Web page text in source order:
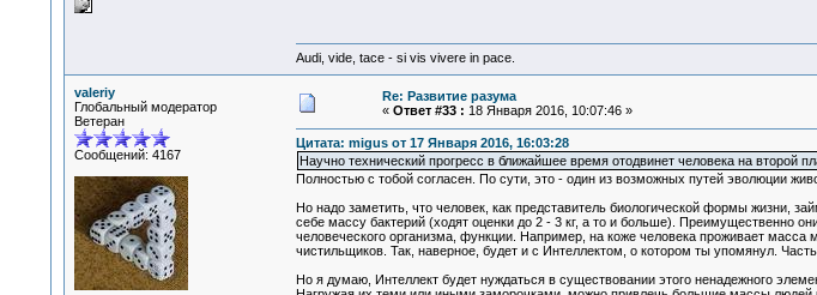
Audi, vide, tace - si vis vivere in pace.
valeriy
Глобальный модератор
Ветеран
Сообщений: 4167
Re: Развитие разума
« Ответ #33 : 18 Января 2016, 10:07:46 »
Цитата: migus от 17 Января 2016, 16:03:28
Научно технический прогресс в ближайшее время отодвинет человека на второй
Полностью с тобой согласен. По сути, это - один из возможных путей эволюции
Но надо заметить, что человек, как представитель биологической формы жизни,
себе массу бактерий (ходят оценки до 2 - 3 кг, а то и больше). Преимущественно
человеческого организма, функции. Например, на коже человека проживает
чистильщиков. Так, наверное, будет и с Интеллектом, о котором ты упомянул.
Но я думаю, Интеллект будет нуждаться в существовании этого ненадежного